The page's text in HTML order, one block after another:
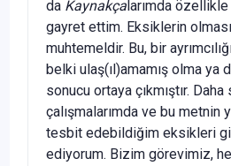
da Kaynakçalarımda
gayret ettim. Eksiklerin
muhtemeldir. Bu, bir
belki ulaş(ıl)amamış olma ya
sonucu ortaya çıkmıştır.
çalışmalarımda ve bu metnin
tesbit edebildiğim eksikleri
ediyorum. Bizim görevimiz,